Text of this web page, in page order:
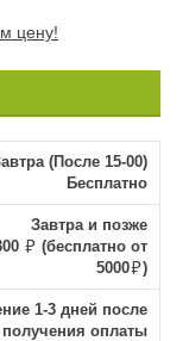
цену!
(После 15-00)
Бесплатно
Завтра и позже
(бесплатно от
5000
)
1-3 дней после
получения оплаты